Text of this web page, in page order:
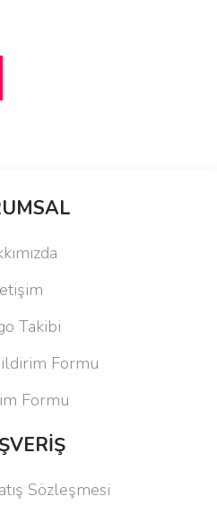
Takibi
Formu
Formu
Sözleşmesi